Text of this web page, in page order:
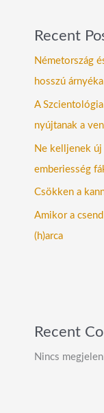
Recent
Németország
hosszú árnyéka
A
nyújtanak a
Ne kelljenek
emberiesség
Csökken a
Amikor a
(h)arca
Recent
Nincs